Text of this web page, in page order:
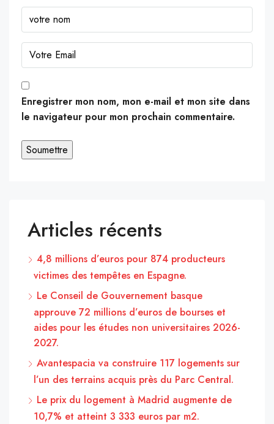
Enregistrer mon nom, mon e-mail et mon site dans
le navigateur pour mon prochain commentaire.
Articles récents
4,8 millions d’euros pour 874 producteurs
victimes des tempêtes en Espagne.
Le Conseil de Gouvernement basque
approuve 72 millions d’euros de bourses et
aides pour les études non universitaires 2026-
2027.
Avantespacia va construire 117 logements sur
l’un des terrains acquis près du Parc Central.
Le prix du logement à Madrid augmente de
10,7% et atteint 3 333 euros par m2.